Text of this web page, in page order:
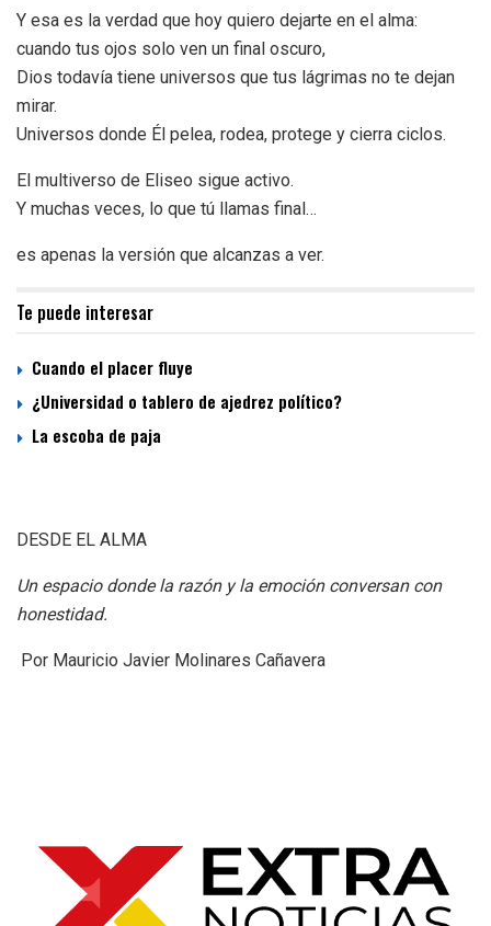
Y esa es la verdad que hoy quiero dejarte en el alma:
cuando tus ojos solo ven un final oscuro,
Dios todavía tiene universos que tus lágrimas no te dejan
mirar.
Universos donde Él pelea, rodea, protege y cierra ciclos.
El multiverso de Eliseo sigue activo.
Y muchas veces, lo que tú llamas final…
es apenas la versión que alcanzas a ver.
Te puede interesar
Cuando el placer fluye
¿Universidad o tablero de ajedrez político?
La escoba de paja
DESDE EL ALMA
Un espacio donde la razón y la emoción conversan con
honestidad.
Por Mauricio Javier Molinares Cañavera